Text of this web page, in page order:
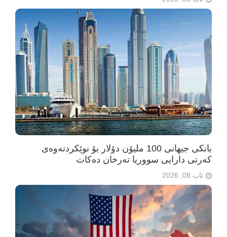
بانکی جیهانی 100 ملیۆن دۆلار بۆ نوێکردنەوەی
کەرتی دارایی سووریا تەرخان دەکات
ئاب 08, 2026